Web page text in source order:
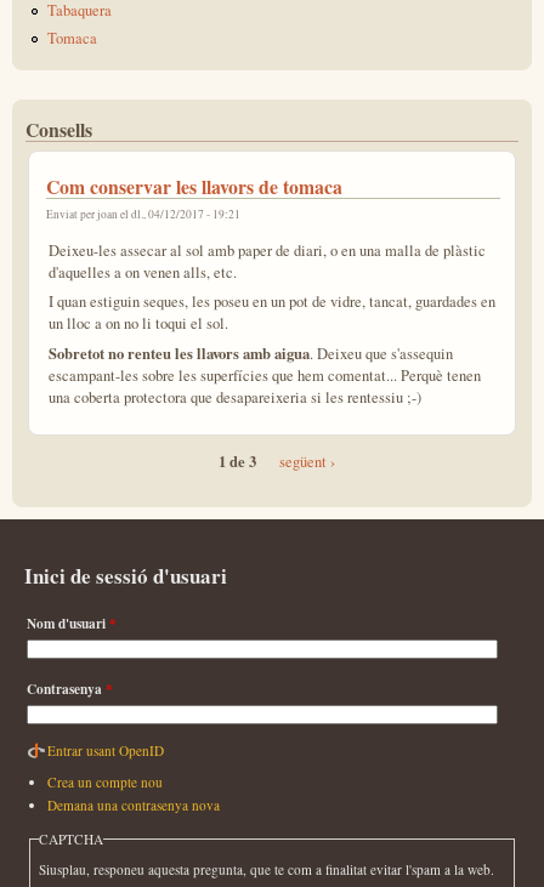
Tabaquera
Tomaca
Consells
Com conservar les llavors de tomaca
Enviat perjoan el dl., 04/12/2017 - 19:21
Deixeu-les assecar al sol amb paper de diari, o en una malla de plàstic
d'aquelles a on venen alls, etc.
I quan estiguin seques, les poseu en un pot de vidre, tancat, guardades en
un lloc a on no li toqui el sol.
Sobretot no renteu les llavors amb aigua. Deixeu que s'assequin
escampant-les sobre les superfícies que hem comentat... Perquè tenen
una coberta protectora que desapareixeria si les rentessiu ;-)
1 de 3 següent ›
Inici de sessió d'usuari
Nom d'usuari*
Contrasenya*
Entrar usant OpenID
Crea un compte nou
Demana una contrasenya nova
CAPTCHA
Siusplau, responeu aquesta pregunta, que te com a finalitat evitar l'spam a la web.